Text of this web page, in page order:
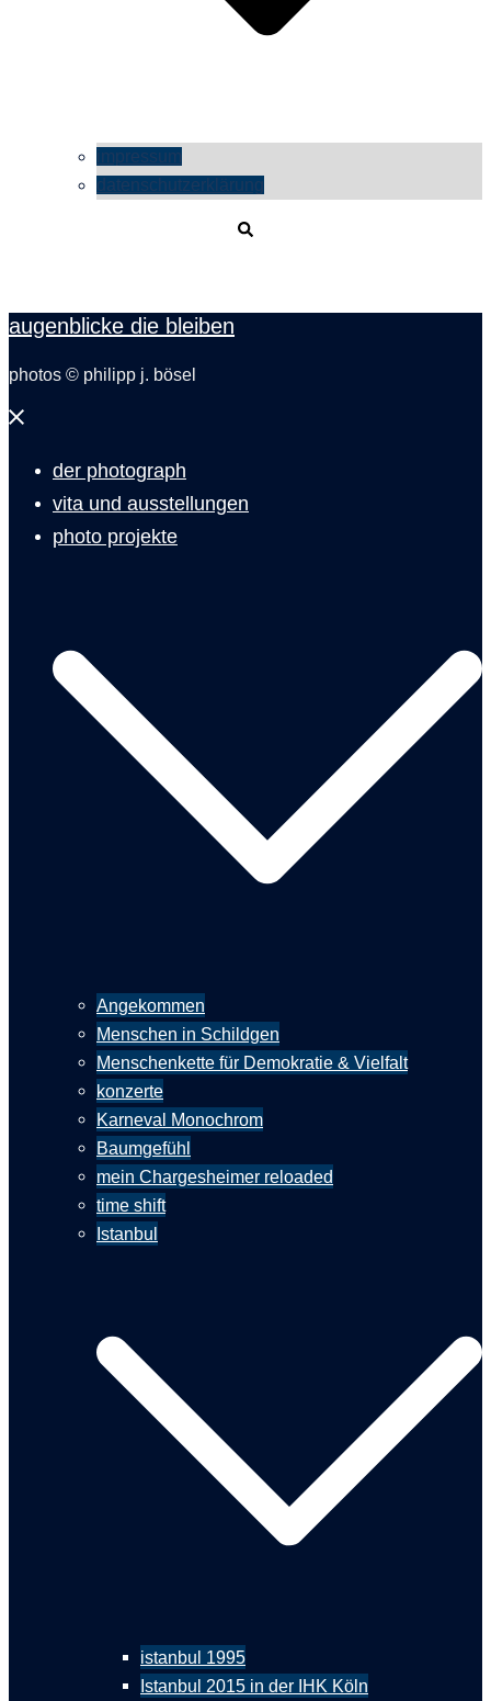
impressum
datenschutzerklärung
augenblicke die bleiben
photos © philipp j. bösel
Menü
der photograph
vita und ausstellungen
photo projekte
Angekommen
Menschen in Schildgen
Menschenkette für Demokratie & Vielfalt
konzerte
Karneval Monochrom
Baumgefühl
mein Chargesheimer reloaded
time shift
Istanbul
istanbul 1995
Istanbul 2015 in der IHK Köln